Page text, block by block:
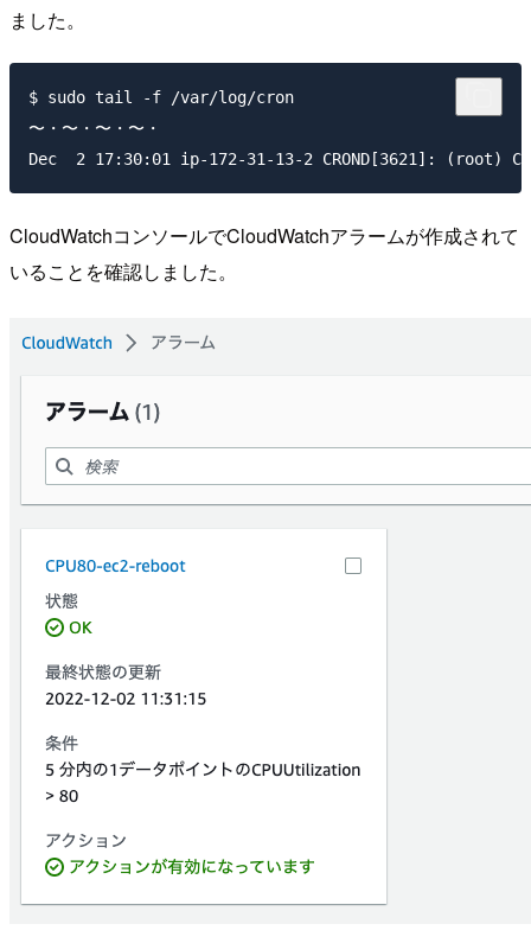
ました。
$ sudo tail -f /var/log/cron
〜・〜・〜・〜・
CloudWatchコンソールでCloudWatchアラームが作成されて
いることを確認しました。